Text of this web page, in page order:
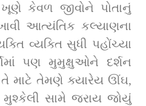
કેવળ જીવોને પોતાનું
આત્યંતિક કલ્યાણના
વ્યક્તિ સુધી પહોંચ્યા
પણ મુમુક્ષુઓને દર્શન
તે માટે તેમણે ક્યારેય ઊંઘ,
સામે જરાય જોયું